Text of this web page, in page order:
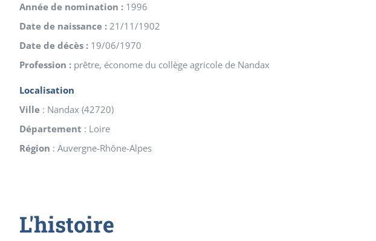
Année de nomination : 1996
Date de naissance : 21/11/1902
Date de décès : 19/06/1970
Profession : prêtre, économe du collège agricole de Nandax
Localisation
Ville : Nandax (42720)
Département : Loire
Région : Auvergne-Rhône-Alpes
L'histoire